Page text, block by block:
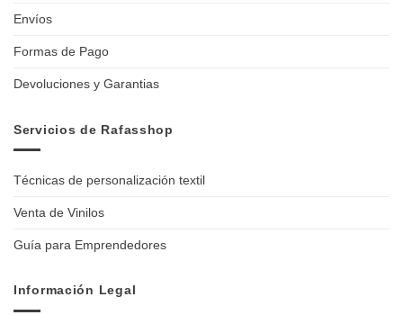
Envíos
Formas de Pago
Devoluciones y Garantias
Servicios de Rafasshop
Técnicas de personalización textil
Venta de Vinilos
Guía para Emprendedores
Información Legal